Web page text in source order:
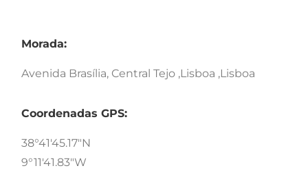
Morada:
Avenida Brasília, Central Tejo ,Lisboa ,Lisboa
Coordenadas GPS:
38°41'45.17"N
9°11'41.83"W